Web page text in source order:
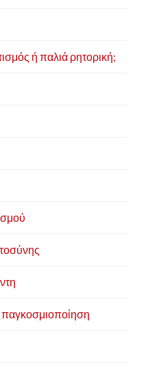
ή παλιά ρητορική;